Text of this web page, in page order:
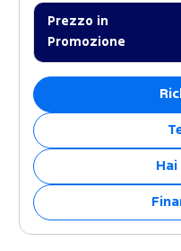
Prezzo in
Promozione